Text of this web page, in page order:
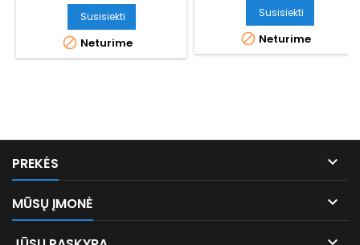
Susisiekti
 Neturime
Susisiekti
 Neturime
PREKĖS 
MŪSŲ ĮMONĖ 